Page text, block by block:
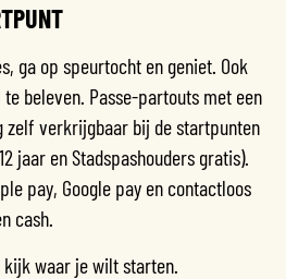
ga op speurtocht en geniet. Ook
beleven. Passe-partouts met een
zelf verkrijgbaar bij de startpunten
jaar en Stadspashouders gratis).
pay, Google pay en contactloos
cash.
kijk waar je wilt starten.